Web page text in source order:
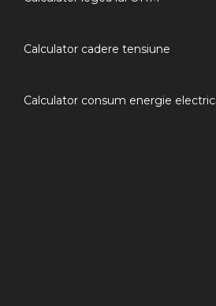
Calculator cadere tensiune
Calculator consum energie